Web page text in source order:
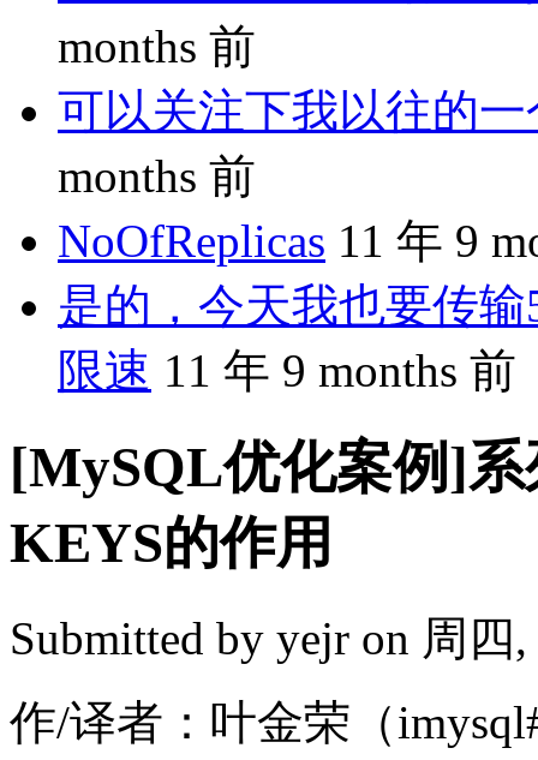
months 前
可以关注下我以往的
months 前
NoOfReplicas 11 年 9
是的，今天我也要传
限速 11 年 9 months 前
[MySQL优化案例]
KEYS的作用
Submitted by yejr on 周四,
作/译者：叶金荣（